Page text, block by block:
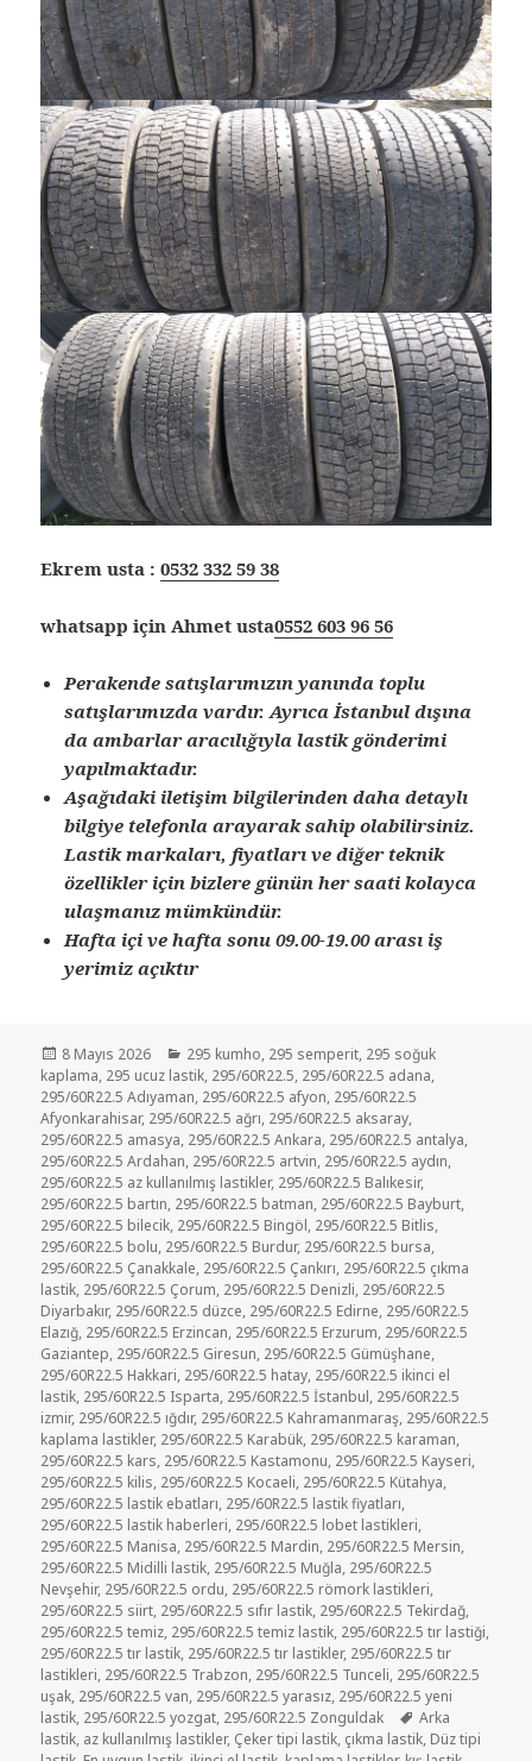
Ekrem usta :0532 332 59 38
whatsapp için Ahmet usta0552 603 96 56
Perakende satışlarımızın yanında toplu
satışlarımızda vardır. Ayrıca İstanbul dışına
da ambarlar aracılığıyla lastik gönderimi
yapılmaktadır.
Aşağıdaki iletişim bilgilerinden daha detaylı
bilgiye telefonla arayarak sahip olabilirsiniz.
Lastik markaları, fiyatları ve diğer teknik
özellikler için bizlere günün her saati kolayca
ulaşmanız mümkündür.
Hafta içi ve hafta sonu 09.00-19.00 arası iş
yerimiz açıktır
Yayın
tarihi
8 Mayıs 2026 Kategoriler
295 kumho, 295 semperit, 295 soğuk
kaplama, 295 ucuz lastik, 295/60R22.5, 295/60R22.5 adana,
295/60R22.5 Adıyaman, 295/60R22.5 afyon, 295/60R22.5
Afyonkarahisar, 295/60R22.5 ağrı, 295/60R22.5 aksaray,
295/60R22.5 amasya, 295/60R22.5 Ankara, 295/60R22.5 antalya,
295/60R22.5 Ardahan, 295/60R22.5 artvin, 295/60R22.5 aydın,
295/60R22.5 az kullanılmış lastikler, 295/60R22.5 Balıkesir,
295/60R22.5 bartın, 295/60R22.5 batman, 295/60R22.5 Bayburt,
295/60R22.5 bilecik, 295/60R22.5 Bingöl, 295/60R22.5 Bitlis,
295/60R22.5 bolu, 295/60R22.5 Burdur, 295/60R22.5 bursa,
295/60R22.5 Çanakkale, 295/60R22.5 Çankırı, 295/60R22.5 çıkma
lastik, 295/60R22.5 Çorum, 295/60R22.5 Denizli, 295/60R22.5
Diyarbakır, 295/60R22.5 düzce, 295/60R22.5 Edirne, 295/60R22.5
Elazığ, 295/60R22.5 Erzincan, 295/60R22.5 Erzurum, 295/60R22.5
Gaziantep, 295/60R22.5 Giresun, 295/60R22.5 Gümüşhane,
295/60R22.5 Hakkari, 295/60R22.5 hatay, 295/60R22.5 ikinci el
lastik, 295/60R22.5 Isparta, 295/60R22.5 İstanbul, 295/60R22.5
izmir, 295/60R22.5 ığdır, 295/60R22.5 Kahramanmaraş, 295/60R22.5
kaplama lastikler, 295/60R22.5 Karabük, 295/60R22.5 karaman,
295/60R22.5 kars, 295/60R22.5 Kastamonu, 295/60R22.5 Kayseri,
295/60R22.5 kilis, 295/60R22.5 Kocaeli, 295/60R22.5 Kütahya,
295/60R22.5 lastik ebatları, 295/60R22.5 lastik fiyatları,
295/60R22.5 lastik haberleri, 295/60R22.5 lobet lastikleri,
295/60R22.5 Manisa, 295/60R22.5 Mardin, 295/60R22.5 Mersin,
295/60R22.5 Midilli lastik, 295/60R22.5 Muğla, 295/60R22.5
Nevşehir, 295/60R22.5 ordu, 295/60R22.5 römork lastikleri,
295/60R22.5 siirt, 295/60R22.5 sıfır lastik, 295/60R22.5 Tekirdağ,
295/60R22.5 temiz, 295/60R22.5 temiz lastik, 295/60R22.5 tır lastiği,
295/60R22.5 tır lastik, 295/60R22.5 tır lastikler, 295/60R22.5 tır
lastikleri, 295/60R22.5 Trabzon, 295/60R22.5 Tunceli, 295/60R22.5
uşak, 295/60R22.5 van, 295/60R22.5 yarasız, 295/60R22.5 yeni
lastik, 295/60R22.5 yozgat, 295/60R22.5 Zonguldak Etiketler
Arka
lastik, az kullanılmış lastikler, Çeker tipi lastik, çıkma lastik, Düz tipi